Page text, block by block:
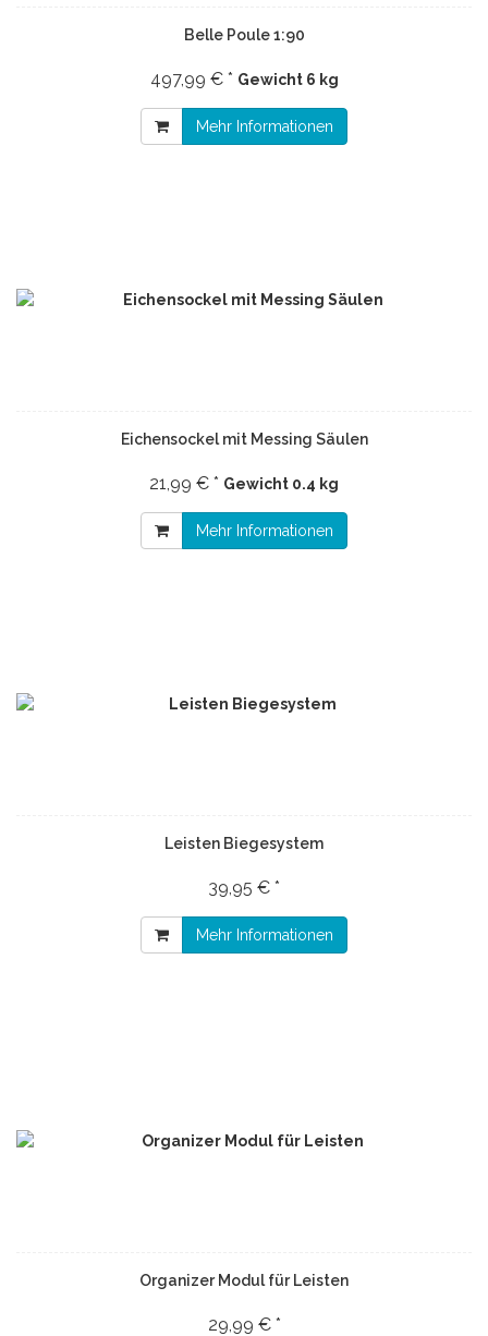
Belle Poule 1:90
497,99 € * Gewicht 6 kg
Mehr Informationen
Eichensockel mit Messing Säulen
21,99 € * Gewicht 0.4 kg
Mehr Informationen
Leisten Biegesystem
39,95 € *
Mehr Informationen
Organizer Modul für Leisten
29,99 € *